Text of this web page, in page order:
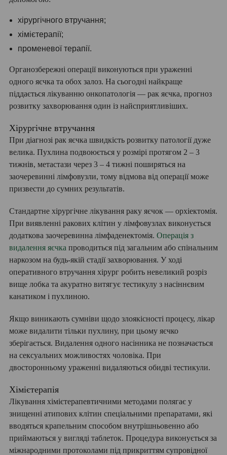
хірургічного втручання;
хімієтерапії;
променевої терапії.
Органозбережні операції виконуються при ураженні
одного яєчка та обох залоз. На сьогодні найкраще
піддається лікуванню онкопатологія — рак яєчка, прогноз
розвитку захворювання один із найсприятливіших.
Хірургічне втручання
При діагнозі рак яєчка швидкість розвитку патології дуже
велика. Пухлина подвоюється у розмірі протягом 2 – 3
тижнів, метастази через 3 – 4 тижні поширяться на
заочеревинні лімфовузли, тому відмова від операції може
призвести до сумних результатів.
Стандартне хірургічне лікування раку яєчок — орхіектомія.
При виявленні ракових клітин у лімфовузлах виконується
додаткова заочеревинна лімфаденектомія. Операція з
видалення яєчка проводиться під загальним або спінальним
наркозом на будь-якій стадії захворювання. У ході
оперативного втручання хірург робить невеликий розріз
вище лобка та акуратно витягує тестикулу з насіннєвим
канатиком і пухлиною.
Якщо виникають сумніви щодо злоякісності процесу, лікар
може видалити тільки пухлину, при цьому яєчко
зберігається. Видалення одного насінника не позначається
на сексуальних можливостях чоловіка. При
двосторонньому ураженні видаляються обидві тестикули.
Хімієтерапія
Лікування хімієтерапевтичними методами полягає у
знищенні атипових клітин спеціальними препаратами, які
вводяться крапельним способом внутрішньовенно або
приймаються у вигляді таблеток. Процедура виконується за
міжнародними протоколами під прикриттям супровідної